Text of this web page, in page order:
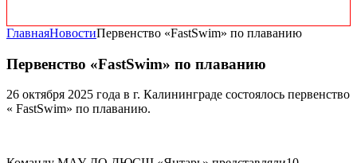
ГлавнаяНовостиПервенство «FastSwim» по плаванию
Первенство «FastSwim» по плаванию
26 октября 2025 года в г. Калининграде состоялось первенство
« FastSwim» по плаванию.